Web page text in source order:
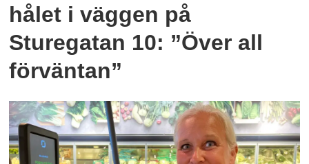
hålet i väggen på
Sturegatan 10: ”Över all
förväntan”